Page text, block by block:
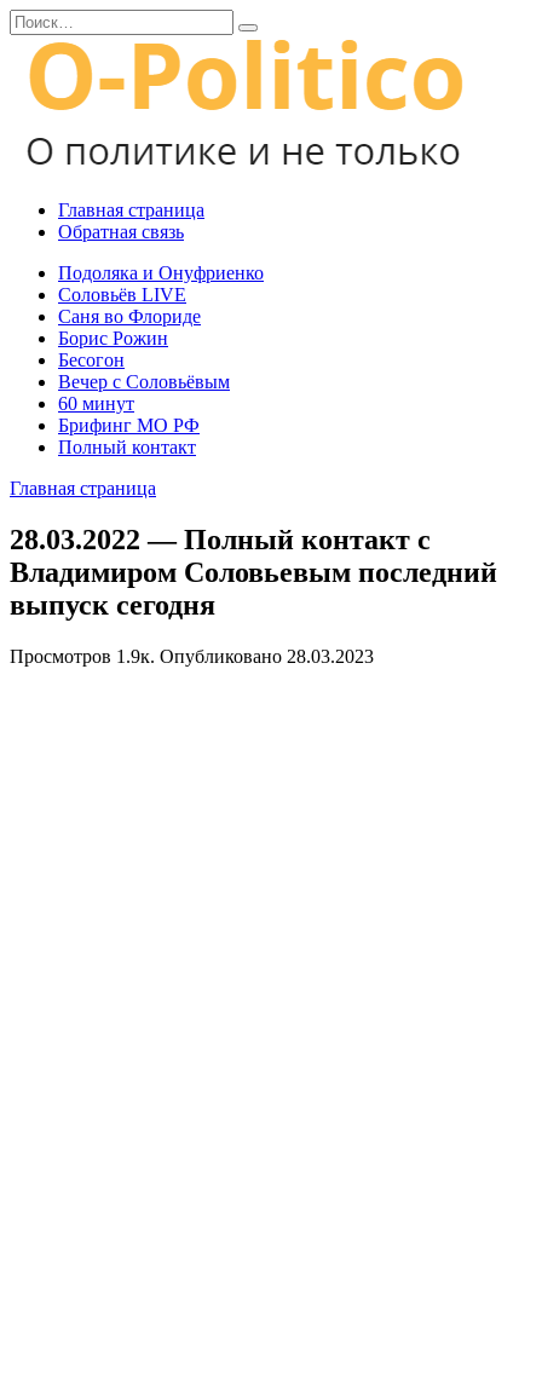
Перейти
к
содержанию
Search
for:
Главная страница
Обратная связь
Подоляка и Онуфриенко
Соловьёв LIVE
Саня во Флориде
Борис Рожин
Бесогон
Вечер с Соловьёвым
60 минут
Брифинг МО РФ
Полный контакт
Главная страница
28.03.2022 — Полный контакт с
Владимиром Соловьевым последний
выпуск сегодня
Просмотров 1.9к. Опубликовано 28.03.2023